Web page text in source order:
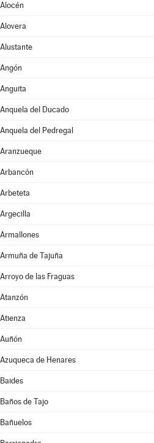
Alocén
Alovera
Alustante
Angón
Anguita
Anquela del Ducado
Anquela del Pedregal
Aranzueque
Arbancón
Arbeteta
Argecilla
Armallones
Armuña de Tajuña
Arroyo de las Fraguas
Atanzón
Atienza
Auñón
Azuqueca de Henares
Baides
Baños de Tajo
Bañuelos